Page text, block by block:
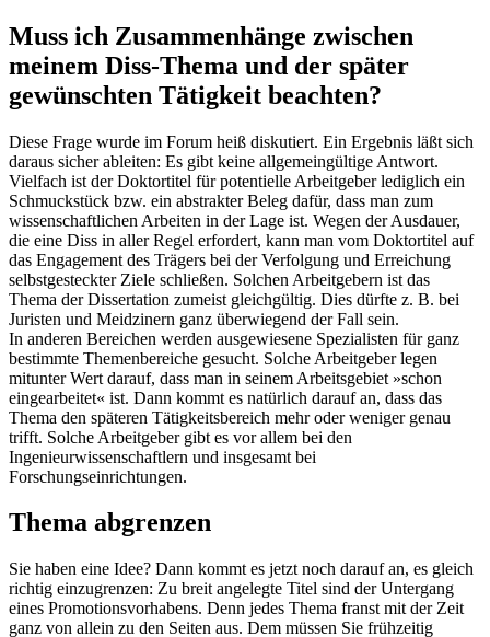
Muss ich Zusammenhänge zwischen
meinem Diss-Thema und der später
gewünschten Tätigkeit beachten?
Diese Frage wurde im Forum heiß diskutiert. Ein Ergebnis läßt sich
daraus sicher ableiten: Es gibt keine allgemeingültige Antwort.
Vielfach ist der Doktortitel für potentielle Arbeitgeber lediglich ein
Schmuckstück bzw. ein abstrakter Beleg dafür, dass man zum
wissenschaftlichen Arbeiten in der Lage ist. Wegen der Ausdauer,
die eine Diss in aller Regel erfordert, kann man vom Doktortitel auf
das Engagement des Trägers bei der Verfolgung und Erreichung
selbstgesteckter Ziele schließen. Solchen Arbeitgebern ist das
Thema der Dissertation zumeist gleichgültig. Dies dürfte z. B. bei
Juristen und Meidzinern ganz überwiegend der Fall sein.
In anderen Bereichen werden ausgewiesene Spezialisten für ganz
bestimmte Themenbereiche gesucht. Solche Arbeitgeber legen
mitunter Wert darauf, dass man in seinem Arbeitsgebiet »schon
eingearbeitet« ist. Dann kommt es natürlich darauf an, dass das
Thema den späteren Tätigkeitsbereich mehr oder weniger genau
trifft. Solche Arbeitgeber gibt es vor allem bei den
Ingenieurwissenschaftlern und insgesamt bei
Forschungseinrichtungen.
Thema abgrenzen
Sie haben eine Idee? Dann kommt es jetzt noch darauf an, es gleich
richtig einzugrenzen: Zu breit angelegte Titel sind der Untergang
eines Promotionsvorhabens. Denn jedes Thema franst mit der Zeit
ganz von allein zu den Seiten aus. Dem müssen Sie frühzeitig